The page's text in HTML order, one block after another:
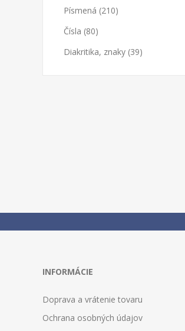
Písmená (210)
Čísla (80)
Diakritika, znaky (39)
INFORMÁCIE
Doprava a vrátenie tovaru
Ochrana osobných údajov